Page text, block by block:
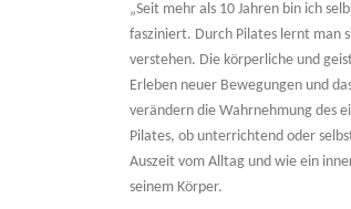
„Seit mehr als 10 Jahren bin ich
fasziniert. Durch Pilates lernt man
verstehen. Die körperliche und
Erleben neuer Bewegungen und
verändern die Wahrnehmung des
Pilates, ob unterrichtend oder
Auszeit vom Alltag und wie ein
seinem Körper.